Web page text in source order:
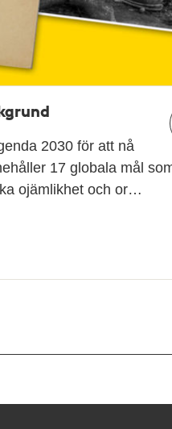
2030 för att nå
17 globala mål
ojämlikhet och or…